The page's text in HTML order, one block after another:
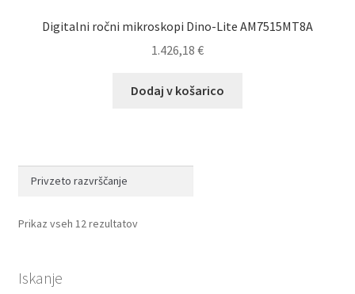
Digitalni ročni mikroskopi Dino-Lite AM7515MT8A
1.426,18 €
Dodaj v košarico
Prikaz vseh 12 rezultatov
Iskanje